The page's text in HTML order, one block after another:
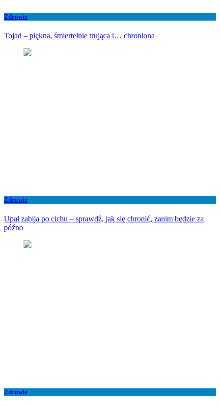
Zdrowie
Tojad – piękna, śmiertelnie trująca i… chroniona
Zdrowie
Upał zabija po cichu – sprawdź, jak się chronić, zanim będzie za
późno
Zdrowie